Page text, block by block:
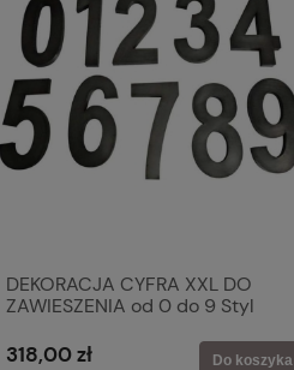
DEKORACJA CYFRA XXL DO
ZAWIESZENIA od 0 do 9 Styl
318,00 zł Do koszyka